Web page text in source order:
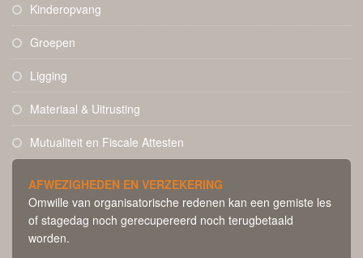
Kinderopvang
Groepen
Ligging
Materiaal & Uitrusting
Mutualiteit en Fiscale Attesten
AFWEZIGHEDEN EN VERZEKERING
Omwille van organisatorische redenen kan een gemiste les
of stagedag noch gerecupereerd noch terugbetaald
worden.